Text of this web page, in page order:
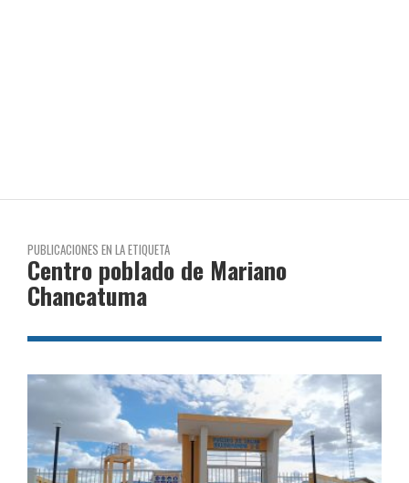
PUBLICACIONES EN LA ETIQUETA
Centro poblado de Mariano
Chancatuma